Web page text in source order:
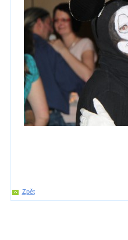
Zpět